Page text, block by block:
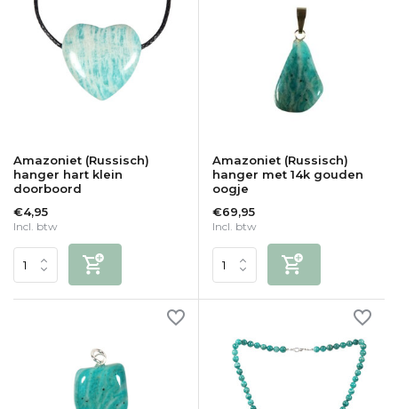
Amazoniet (Russisch)
hanger hart klein
doorboord
€4,95
Incl. btw
Amazoniet (Russisch)
hanger met 14k gouden
oogje
€69,95
Incl. btw